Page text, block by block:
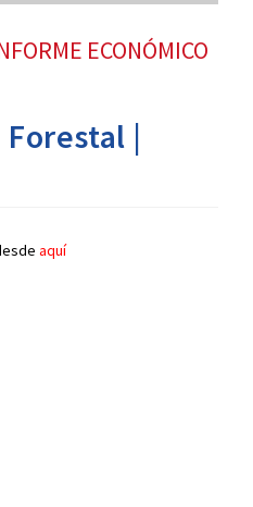
ECONÓMICO
|
aquí